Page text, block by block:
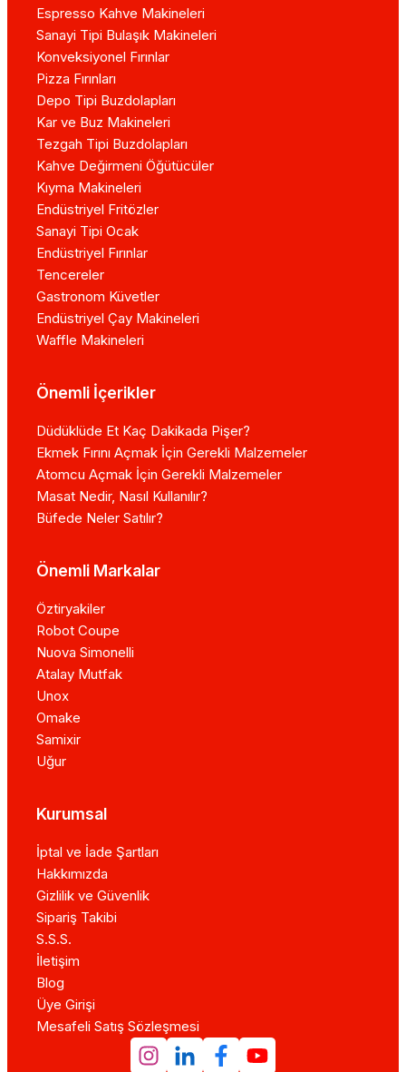
Espresso Kahve Makineleri
Sanayi Tipi Bulaşık Makineleri
Konveksiyonel Fırınlar
Pizza Fırınları
Depo Tipi Buzdolapları
Kar ve Buz Makineleri
Tezgah Tipi Buzdolapları
Kahve Değirmeni Öğütücüler
Kıyma Makineleri
Endüstriyel Fritözler
Sanayi Tipi Ocak
Endüstriyel Fırınlar
Tencereler
Gastronom Küvetler
Endüstriyel Çay Makineleri
Waffle Makineleri
Önemli İçerikler
Düdüklüde Et Kaç Dakikada Pişer?
Ekmek Fırını Açmak İçin Gerekli Malzemeler
Atomcu Açmak İçin Gerekli Malzemeler
Masat Nedir, Nasıl Kullanılır?
Büfede Neler Satılır?
Önemli Markalar
Öztiryakiler
Robot Coupe
Nuova Simonelli
Atalay Mutfak
Unox
Omake
Samixir
Uğur
Kurumsal
İptal ve İade Şartları
Hakkımızda
Gizlilik ve Güvenlik
Sipariş Takibi
S.S.S.
İletişim
Blog
Üye Girişi
Mesafeli Satış Sözleşmesi